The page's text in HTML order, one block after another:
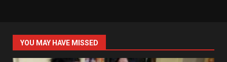
YOU MAY HAVE MISSED